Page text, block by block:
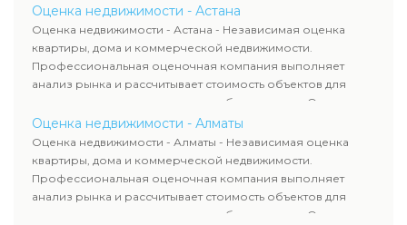
недвижимости включает современные методы и
гарантирует объективные результаты. Отчеты
используются для банков, судов и страховых компаний по
всему Казахстану.
Оценка недвижимости - Астана
Оценка недвижимости - Астана - Независимая оценка
квартиры, дома и коммерческой недвижимости.
Профессиональная оценочная компания выполняет
анализ рынка и рассчитывает стоимость объектов для
продажи, ипотеки, аренды и судебных споров. Оценка
недвижимости включает современные методы и
гарантирует объективные результаты. Отчеты
используются для банков, судов и страховых компаний по
всему Казахстану.
Оценка недвижимости - Алматы
Оценка недвижимости - Алматы - Независимая оценка
квартиры, дома и коммерческой недвижимости.
Профессиональная оценочная компания выполняет
анализ рынка и рассчитывает стоимость объектов для
продажи, ипотеки, аренды и судебных споров. Оценка